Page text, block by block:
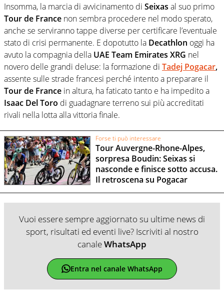
Insomma, la marcia di avvicinamento di Seixas al suo primo
Tour de France non sembra procedere nel modo sperato,
anche se serviranno tappe diverse per certificare l’eventuale
stato di crisi permanente. E dopotutto la Decathlon oggi ha
avuto la compagnia della UAE Team Emirates XRG nel
novero delle grandi deluse: la formazione di Tadej Pogacar,
assente sulle strade francesi perché intento a preparare il
Tour de France in altura, ha faticato tanto e ha impedito a
Isaac Del Toro di guadagnare terreno sui più accreditati
rivali nella lotta alla vittoria finale.
Forse ti può interessare
Tour Auvergne-Rhone-Alpes,
sorpresa Boudin: Seixas si
nasconde e finisce sotto accusa.
Il retroscena su Pogacar
Vuoi essere sempre aggiornato su ultime news di
sport, risultati ed eventi live? Iscriviti al nostro
canaleWhatsApp
Entra nel canale WhatsApp